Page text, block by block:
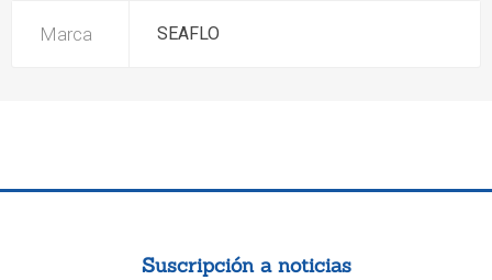
Marca SEAFLO
Suscripción a noticias